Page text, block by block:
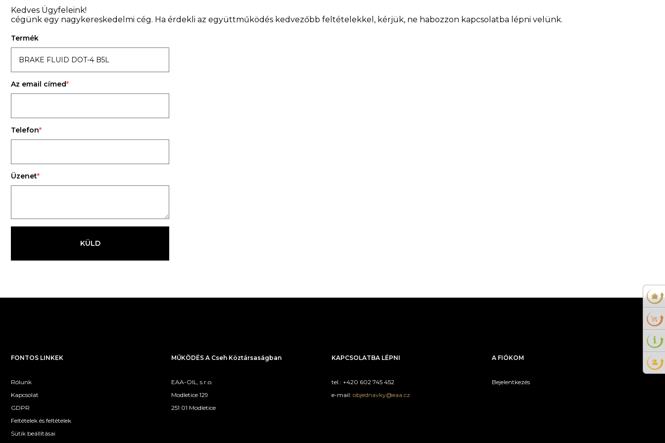
Kedves Ügyfeleink!
cégünk egy nagykereskedelmi cég. Ha érdekli az együttműködés kedvezőbb feltételekkel, kérjük, ne habozzon kapcsolatba lépni velünk.
Termék
Az email címed
Telefon
Üzenet
KÜLD
FONTOS LINKEK
Rólunk
Kapcsolat
GDPR
Feltételek és feltételek
Sütik beállításai
MŰKÖDÉS A Cseh Köztársaságban
EAA-OIL, s.r.o.
Modletice 129
251 01 Modletice
KAPCSOLATBA LÉPNI
tel.: +420 602 745 452
e-mail: objednavky@eaa.cz
A FIÓKOM
Bejelentkezés